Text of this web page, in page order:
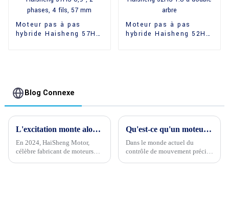
Moteur pas à pas
hybride Haisheng 57HS
Moteur pas à pas
hybride Haisheng 52HS
Blog Connexe
L'excitation monte alors que le compte à rebours pour la bonne année 2024 commence
En 2024, HaiSheng Motor,
célèbre fabricant de moteurs
Qu'est-ce qu'un moteur pas à pas PM et comment fonctionne-t-il ?
Dans le monde actuel du
contrôle de mouvement précis,